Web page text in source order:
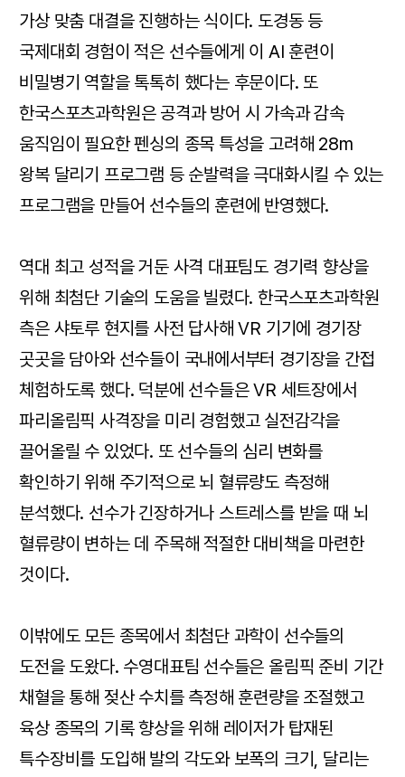
가상 맞춤 대결을 진행하는 식이다. 도경동 등
국제대회 경험이 적은 선수들에게 이 AI 훈련이
비밀병기 역할을 톡톡히 했다는 후문이다. 또
한국스포츠과학원은 공격과 방어 시 가속과 감속
움직임이 필요한 펜싱의 종목 특성을 고려해 28m
왕복 달리기 프로그램 등 순발력을 극대화시킬 수 있는
프로그램을 만들어 선수들의 훈련에 반영했다.
역대 최고 성적을 거둔 사격 대표팀도 경기력 향상을
위해 최첨단 기술의 도움을 빌렸다. 한국스포츠과학원
측은 샤토루 현지를 사전 답사해 VR 기기에 경기장
곳곳을 담아와 선수들이 국내에서부터 경기장을 간접
체험하도록 했다. 덕분에 선수들은 VR 세트장에서
파리올림픽 사격장을 미리 경험했고 실전감각을
끌어올릴 수 있었다. 또 선수들의 심리 변화를
확인하기 위해 주기적으로 뇌 혈류량도 측정해
분석했다. 선수가 긴장하거나 스트레스를 받을 때 뇌
혈류량이 변하는 데 주목해 적절한 대비책을 마련한
것이다.
이밖에도 모든 종목에서 최첨단 과학이 선수들의
도전을 도왔다. 수영대표팀 선수들은 올림픽 준비 기간
채혈을 통해 젖산 수치를 측정해 훈련량을 조절했고
육상 종목의 기록 향상을 위해 레이저가 탑재된
특수장비를 도입해 발의 각도와 보폭의 크기, 달리는